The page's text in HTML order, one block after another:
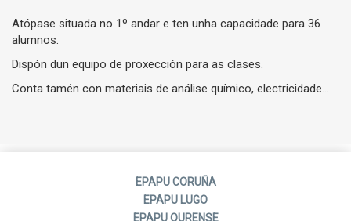
Atópase situada no 1º andar e ten unha capacidade para 36
alumnos.
Dispón dun equipo de proxección para as clases.
Conta tamén con materiais de análise químico, electricidade…
EPAPU CORUÑA
EPAPU LUGO
EPAPU OURENSE